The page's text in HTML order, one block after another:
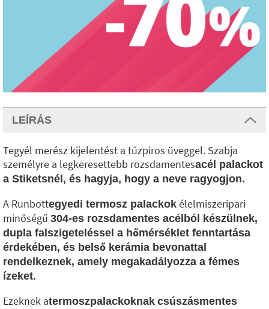
LEÍRÁS
Tegyél merész kijelentést a tűzpiros üveggel. Szabja
személyre a legkeresettebb rozsdamentesacél palackot
a Stiketsnél, és hagyja, hogy a neve ragyogjon.
A Runbottegyedi termosz palackok élelmiszeripari
minőségű 304-es rozsdamentes acélból készülnek,
dupla falszigeteléssel a hőmérséklet fenntartása
érdekében, és belső kerámia bevonattal
rendelkeznek, amely megakadályozza a fémes
ízeket.
Ezeknek atermoszpalackoknak csúszásmentes